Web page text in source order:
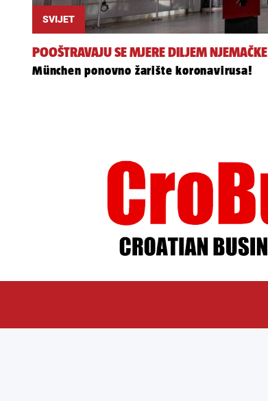
SVIJET
POOŠTRAVAJU SE MJERE DILJEM NJEMAČKE
München ponovno žarište koronavirusa!